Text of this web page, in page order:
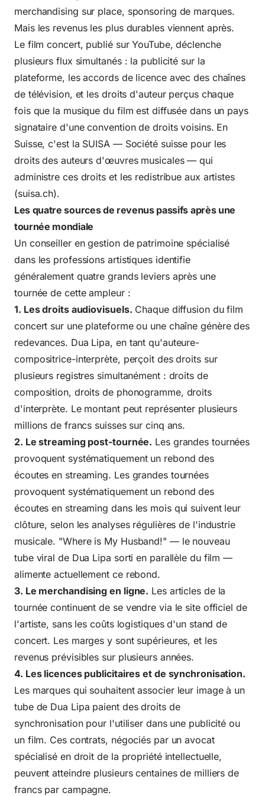
merchandising sur place, sponsoring de marques.
Mais les revenus les plus durables viennent après.
Le film concert, publié sur YouTube, déclenche
plusieurs flux simultanés : la publicité sur la
plateforme, les accords de licence avec des chaînes
de télévision, et les droits d'auteur perçus chaque
fois que la musique du film est diffusée dans un pays
signataire d'une convention de droits voisins. En
Suisse, c'est la SUISA — Société suisse pour les
droits des auteurs d'œuvres musicales — qui
administre ces droits et les redistribue aux artistes
(suisa.ch).
Les quatre sources de revenus passifs après une
tournée mondiale
Un conseiller en gestion de patrimoine spécialisé
dans les professions artistiques identifie
généralement quatre grands leviers après une
tournée de cette ampleur :
1. Les droits audiovisuels. Chaque diffusion du film
concert sur une plateforme ou une chaîne génère des
redevances. Dua Lipa, en tant qu'auteure-
compositrice-interprète, perçoit des droits sur
plusieurs registres simultanément : droits de
composition, droits de phonogramme, droits
d'interprète. Le montant peut représenter plusieurs
millions de francs suisses sur cinq ans.
2. Le streaming post-tournée. Les grandes tournées
provoquent systématiquement un rebond des
écoutes en streaming. Les grandes tournées
provoquent systématiquement un rebond des
écoutes en streaming dans les mois qui suivent leur
clôture, selon les analyses régulières de l'industrie
musicale. "Where is My Husband!" — le nouveau
tube viral de Dua Lipa sorti en parallèle du film —
alimente actuellement ce rebond.
3. Le merchandising en ligne. Les articles de la
tournée continuent de se vendre via le site officiel de
l'artiste, sans les coûts logistiques d'un stand de
concert. Les marges y sont supérieures, et les
revenus prévisibles sur plusieurs années.
4. Les licences publicitaires et de synchronisation.
Les marques qui souhaitent associer leur image à un
tube de Dua Lipa paient des droits de
synchronisation pour l'utiliser dans une publicité ou
un film. Ces contrats, négociés par un avocat
spécialisé en droit de la propriété intellectuelle,
peuvent atteindre plusieurs centaines de milliers de
francs par campagne.